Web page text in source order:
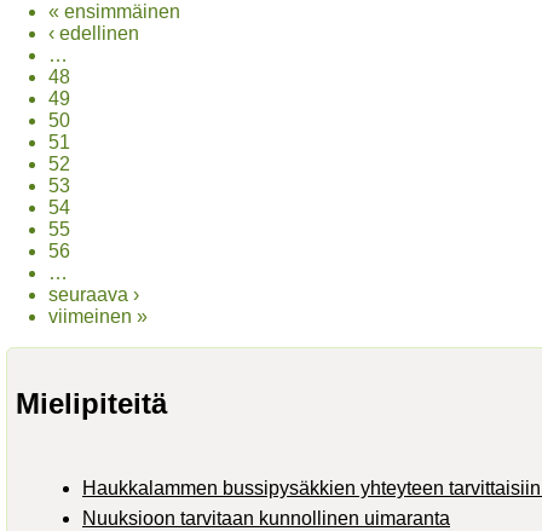
« ensimmäinen
‹ edellinen
…
48
49
50
51
52
53
54
55
56
…
seuraava ›
viimeinen »
Mielipiteitä
Haukkalammen bussipysäkkien yhteyteen
Nuuksioon tarvitaan kunnollinen uimaranta